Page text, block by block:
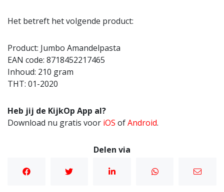
Het betreft het volgende product:
Product: Jumbo Amandelpasta
EAN code: 8718452217465
Inhoud: 210 gram
THT: 01-2020
Heb jij de KijkOp App al?
Download nu gratis voor iOS ofAndroid.
Delen via